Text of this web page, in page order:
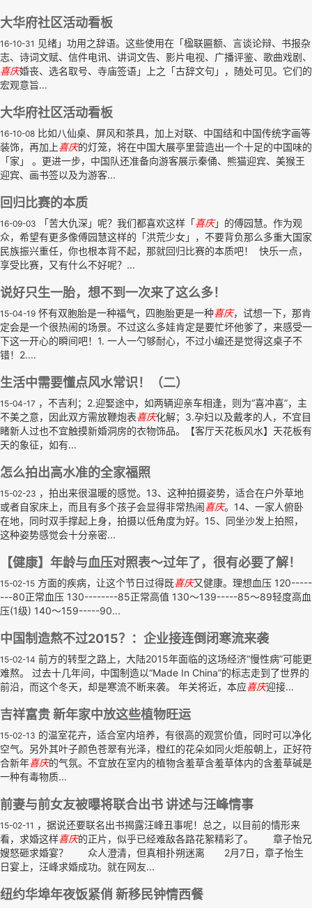
大华府社区活动看板
16-10-31 见绪」功用之辞语。这些使用在「楹联匾额、言谈论辩、书报杂
志、诗词文赋、信件电讯、讲词文告、影片电视、广播评鉴、歌曲戏剧、
喜庆婚丧、选名取号、寺庙签语」上之「古辞文句」，随处可见。它们的
宏观意旨...
大华府社区活动看板
16-10-08 比如八仙桌、屏风和茶具，加上对联、中国结和中国传统字画等
装饰，再加上喜庆的灯笼，将在中国大展亭里营造出一个十足的中国味的
「家」 。更进一步，中国队还准备向游客展示秦俑、熊猫迎宾、美猴王
迎宾、画书签以及为游客...
回归比赛的本质
16-09-03 「苦大仇深」呢？我们都喜欢这样「喜庆」的傅园慧。作为观
众，希望有更多像傅园慧这样的「洪荒少女」，不要背负那么多重大国家
民族振兴重任，你也根本背不起，那就回归比赛的本质吧！ 快乐一点，
享受比赛，又有什么不好呢？...
说好只生一胎，想不到一次来了这么多！
15-04-19 怀有双胞胎是一种福气，四胞胎更是一种喜庆，试想一下，那肯
定会是一个很热闹的场景。不过这么多娃肯定是要忙坏他爹了，来感受一
下这一开心的瞬间吧！1. 一人一勺够耐心，不过小编还是觉得这桌子不
错！2....
生活中需要懂点风水常识！（二）
15-04-17 ，不吉利；2.迎娶途中，如两辆迎亲车相逢，则为“喜冲喜”，主
不美之意，因此双方需放鞭炮表喜庆化解；3.孕妇以及戴孝的人，不宜目
睹新人过也不宜触摸新婚洞房的衣物饰品。【客厅天花板风水】天花板有
天的象征，如有...
怎么拍出高水准的全家福照
15-02-23 ，拍出来很温暖的感觉。13、这种拍摄姿势，适合在户外草地
或者自家床上，而且有多个孩子会显得非常热闹喜庆。14、一家人俯卧
在地，同时双手撑起上身，拍摄以低角度为好。15、同坐沙发上拍照，
这种姿势感觉会十分亲密...
【健康】年龄与血压对照表～过年了，很有必要了解！
15-02-15 方面的疾病，让这个节日过得既喜庆又健康。理想血压 120-----
---80正常血压 130--------85正常高值 130～139-----85～89轻度高血
压(1级) 140～159-----90...
中国制造熬不过2015？：企业接连倒闭寒流来袭
15-02-14 前方的转型之路上，大陆2015年面临的这场经济“慢性病”可能更
难熬。 过去十几年间，中国制造以“Made In China”的标志走到了世界的
前沿，而这个冬天，却是寒流不断来袭。 年关将近，本应喜庆迎接...
吉祥富贵 新年家中放这些植物旺运
15-02-13 的温室花卉，适合室内培养，有很高的观赏价值，同时可以净化
空气。另外其叶子颜色苍翠有光泽，橙红的花朵如同火炬般朝上，正好符
合新年喜庆的气氛。不宜放在室内的植物含羞草含羞草体内的含羞草碱是
一种有毒物质...
前妻与前女友被曝将联合出书 讲述与汪峰情事
15-02-11 ，据说还要联名出书揭露汪峰丑事呢！总之，以目前的情形来
看，求婚这样喜庆的正片，似乎已经难敌各路花絮精彩了。 章子怡兄
嫂怒砸求婚宴？ 众人澄清，但真相扑朔迷离 2月7日，章子怡生
日宴上，汪峰求婚成功。就在网友...
纽约华埠年夜饭紧俏 新移民钟情西餐